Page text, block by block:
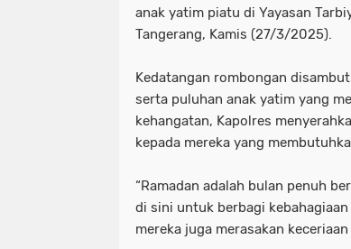
anak yatim piatu di Yayasan
Tangerang, Kamis (27/3/2025).
Kedatangan rombongan
serta puluhan anak yatim yang
kehangatan, Kapolres
kepada mereka yang
“Ramadan adalah bulan penuh
di sini untuk berbagi
mereka juga merasakan